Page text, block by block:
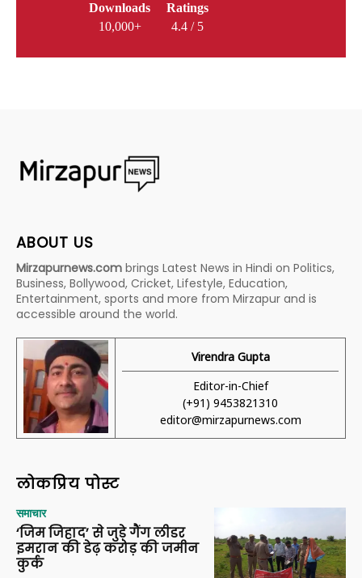
Downloads
10,000+
Ratings
4.4 / 5
ABOUT US
Mirzapurnews.com brings Latest News in Hindi on Politics,
Business, Bollywood, Cricket, Lifestyle, Education,
Entertainment, sports and more from Mirzapur and is
accessible around the world.
Virendra Gupta
Editor-in-Chief
(+91) 9453821310
editor@mirzapurnews.com
लोकप्रिय पोस्ट
समाचार
‘जिम जिहाद’ से जुड़े गैंग लीडर
इमरान की डेढ़ करोड़ की जमीन
कुर्क